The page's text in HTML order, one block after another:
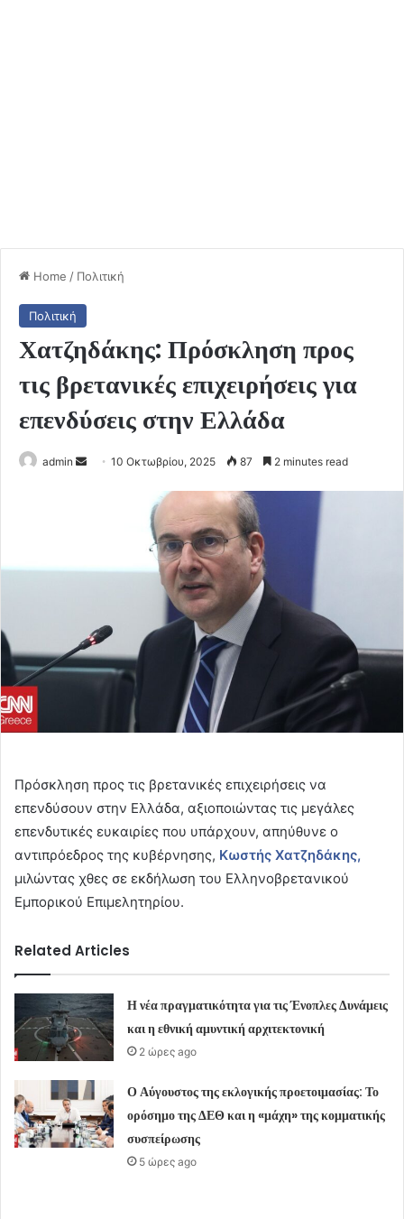
Home / Πολιτική
Πολιτική
Χατζηδάκης: Πρόσκληση προς
τις βρετανικές επιχειρήσεις για
επενδύσεις στην Ελλάδα
admin
Send10 Οκτωβρίου, 2025 87 2 minutes read
Πρόσκληση προς τις βρετανικές επιχειρήσεις να
επενδύσουν στην Ελλάδα, αξιοποιώντας τις μεγάλες
επενδυτικές ευκαιρίες που υπάρχουν, απηύθυνε ο
αντιπρόεδρος της κυβέρνησης, Κωστής Χατζηδάκης,
μιλώντας χθες σε εκδήλωση του Ελληνοβρετανικού
Εμπορικού Επιμελητηρίου.
Related Articles
Η νέα πραγματικότητα για τις Ένοπλες Δυνάμεις
και η εθνική αμυντική αρχιτεκτονική
2 ώρες ago
Ο Αύγουστος της εκλογικής προετοιμασίας: Το
ορόσημο της ΔΕΘ και η «μάχη» της κομματικής
συσπείρωσης
5 ώρες ago